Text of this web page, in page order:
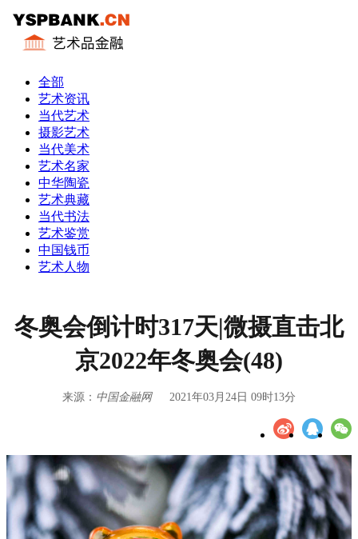
全部
艺术资讯
当代艺术
摄影艺术
当代美术
艺术名家
中华陶瓷
艺术典藏
当代书法
艺术鉴赏
中国钱币
艺术人物
冬奥会倒计时317天|微摄直击北
京2022年冬奥会(48)
来源： 中国金融网 2021年03月24日 09时13分